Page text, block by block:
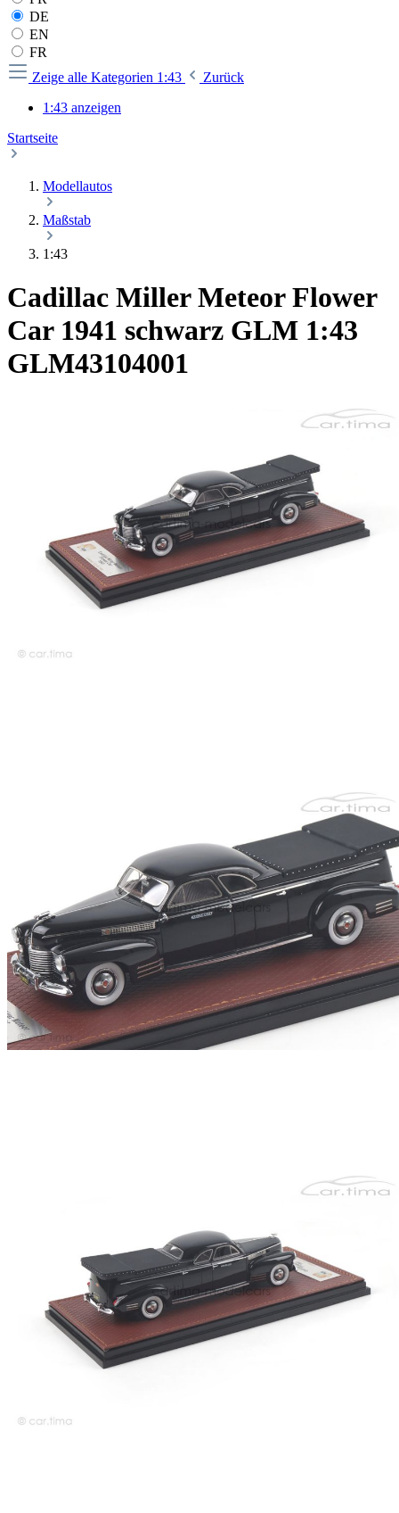
DE
EN
FR
Zeige alle Kategorien 1:43
Zurück
1:43 anzeigen
Startseite
Modellautos
Maßstab
1:43
Cadillac Miller Meteor Flower
Car 1941 schwarz GLM 1:43
GLM43104001